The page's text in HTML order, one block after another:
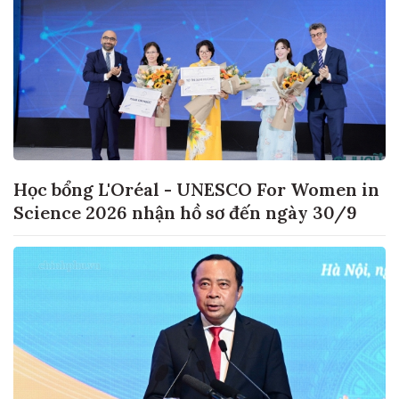
Học bổng L'Oréal - UNESCO For Women in
Science 2026 nhận hồ sơ đến ngày 30/9